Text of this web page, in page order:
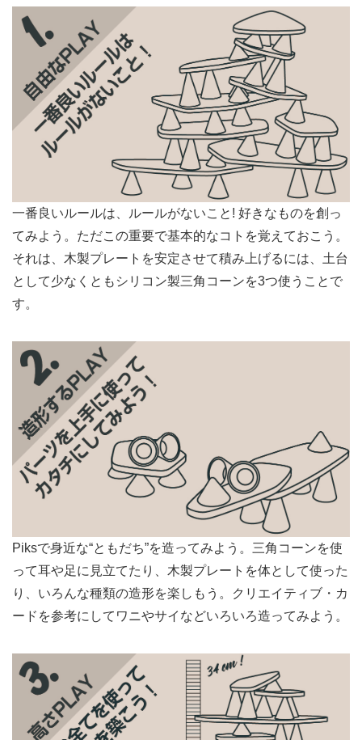
一番良いルールは、ルールがないこと! 好きなものを創っ
てみよう。ただこの重要で基本的なコトを覚えておこう。
それは、木製プレートを安定させて積み上げるには、土台
として少なくともシリコン製三角コーンを3つ使うことで
す。
Piksで身近な“ともだち”を造ってみよう。三角コーンを使
って耳や足に見立てたり、木製プレートを体として使った
り、いろんな種類の造形を楽しもう。クリエイティブ・カ
ードを参考にしてワニやサイなどいろいろ造ってみよう。